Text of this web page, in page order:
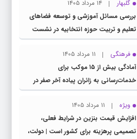
گلبهار
14 مرداد 1405
بررسی مسائل آموزشی و توسعه فضاهای
تعلیم و تربیت حوزه انتخابیه در نشست
مشترک عضو کمیسیون آموزش مجلس با
مدیرکل آموزش و پرورش خراسان رضوی
فرهنگی
11 مرداد 1405
آمادگی بیش از ۱۵ موکب برای
خدمات‌رسانی به زائران پیاده آخر صفر در
شهرستان چناران
ویژه
11 مرداد 1405
افزایش قیمت بنزین در شرایط فعلی،
تصمیمی پرهزینه برای کشور است | دولت،